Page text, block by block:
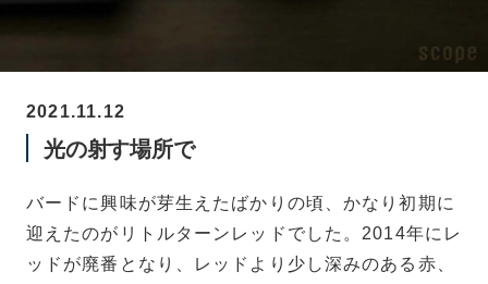
2021.11.12
光の射す場所で
バードに興味が芽生えたばかりの頃、かなり初期に
迎えたのがリトルターンレッドでした。2014年にレ
ッドが廃番となり、レッドより少し深みのある赤、